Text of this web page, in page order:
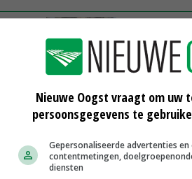
koloniekooien
17-01-2019
intensief
16-10-2018
jaar
Co'tje
Nieuwe Oogst vraagt om uw
persoonsgegevens te
Gepersonaliseerde advertenties
contentmetingen,
diensten